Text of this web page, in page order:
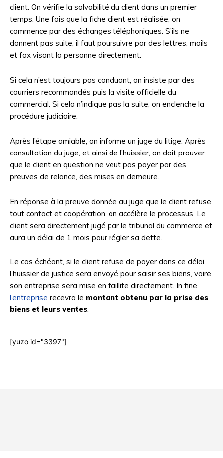
client. On vérifie la solvabilité du client dans un premier
temps. Une fois que la fiche client est réalisée, on
commence par des échanges téléphoniques. S’ils ne
donnent pas suite, il faut poursuivre par des lettres, mails
et fax visant la personne directement.
Si cela n’est toujours pas concluant, on insiste par des
courriers recommandés puis la visite officielle du
commercial. Si cela n’indique pas la suite, on enclenche la
procédure judiciaire.
Après l’étape amiable, on informe un juge du litige. Après
consultation du juge, et ainsi de l’huissier, on doit prouver
que le client en question ne veut pas payer par des
preuves de relance, des mises en demeure.
En réponse à la preuve donnée au juge que le client refuse
tout contact et coopération, on accélère le processus. Le
client sera directement jugé par le tribunal du commerce et
aura un délai de 1 mois pour régler sa dette.
Le cas échéant, si le client refuse de payer dans ce délai,
l’huissier de justice sera envoyé pour saisir ses biens, voire
son entreprise sera mise en faillite directement. In fine,
l’entreprise recevra le montant obtenu par la prise des
biens et leurs ventes
[yuzo id="3397"]